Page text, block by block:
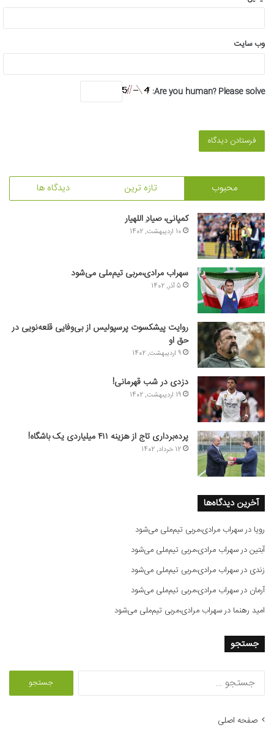
وب‌ سایت
Are you human? Please solve:
محبوب تازه ترین دیدگاه ها
کمپانی، صیادِ اللهیار
10 اردیبهشت, 1402
سهراب مرادی،مربی تیم‌ملی می‌شود
5 آذر, 1402
روایت پیشکسوت پرسپولیس از بی‌وفایی قلعه‌نویی در
حق او
9 اردیبهشت, 1402
دزدی در شب قهرمانی!
19 اردیبهشت, 1402
پرده‌برداری تاج از هزینه ۴۱۱ میلیاردی یک باشگاه!
12 خرداد, 1402
آخرین دیدگاه‌ها
رویا درسهراب مرادی،مربی تیم‌ملی می‌شود
آبتیندرسهراب مرادی،مربی تیم‌ملی می‌شود
زندی درسهراب مرادی،مربی تیم‌ملی می‌شود
آرمان درسهراب مرادی،مربی تیم‌ملی می‌شود
امید رهنما درسهراب مرادی،مربی تیم‌ملی می‌شود
جستجو
صفحه اصلی